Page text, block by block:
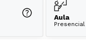
Aula
Presencial